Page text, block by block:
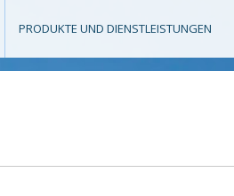
PRODUKTE UND DIENSTLEISTUNGEN